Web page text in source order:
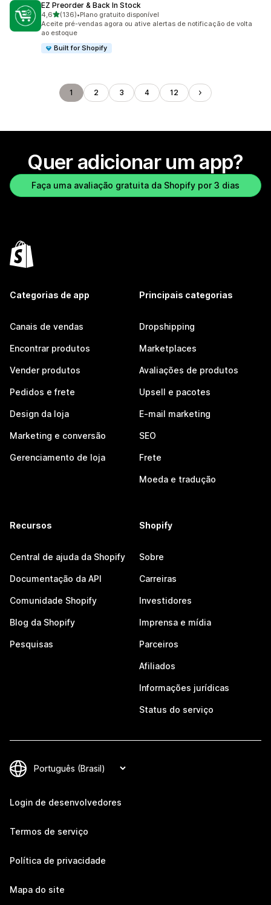
EZ Preorder & Back In Stock
4,6de 5 estrelas
(136)
136 avaliações ao todo
•Plano gratuito disponível
Aceite pré-vendas agora ou ative alertas de notificação de volta
ao estoque
Built for Shopify
1 2 3 4 12
Quer adicionar um app?
Faça uma avaliação gratuita da Shopify por 3 dias
Categorias de app
Canais de vendas
Encontrar produtos
Vender produtos
Pedidos e frete
Design da loja
Marketing e conversão
Gerenciamento de loja
Principais categorias
Dropshipping
Marketplaces
Avaliações de produtos
Upsell e pacotes
E-mail marketing
SEO
Frete
Moeda e tradução
Recursos
Central de ajuda da Shopify
Documentação da API
Comunidade Shopify
Blog da Shopify
Pesquisas
Shopify
Sobre
Carreiras
Investidores
Imprensa e mídia
Parceiros
Afiliados
Informações jurídicas
Status do serviço
Login de desenvolvedores
Termos de serviço
Política de privacidade
Mapa do site